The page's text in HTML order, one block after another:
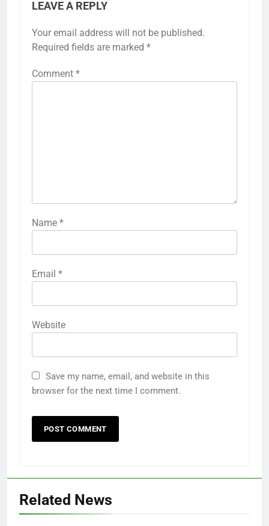
LEAVE A REPLY
Your email address will not be published.
Required fields are marked *
Comment *
Name *
Email *
Website
Save my name, email, and website in this
browser for the next time I comment.
Related News